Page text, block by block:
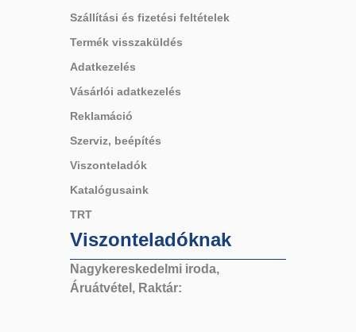
Szállítási és fizetési feltételek
Termék visszaküldés
Adatkezelés
Vásárlói adatkezelés
Reklamáció
Szerviz, beépítés
Viszonteladók
Katalógusaink
TRT
Viszonteladóknak
Nagykereskedelmi iroda,
Áruátvétel, Raktár: